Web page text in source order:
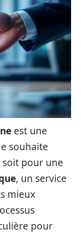
est une
souhaite
soit pour une
, un service
mieux
pour